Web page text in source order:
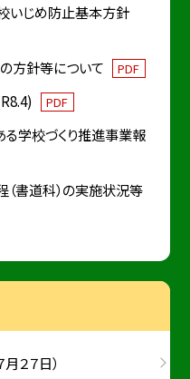
じめ防止基本方針
方針等について PDF
PDF
る学校づくり推進事業報
書道科）の実施状況等
２７日）